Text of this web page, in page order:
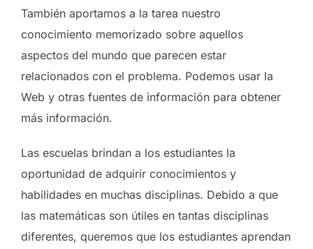
También aportamos a la tarea nuestro
conocimiento memorizado sobre aquellos
aspectos del mundo que parecen estar
relacionados con el problema. Podemos usar la
Web y otras fuentes de información para obtener
más información.
Las escuelas brindan a los estudiantes la
oportunidad de adquirir conocimientos y
habilidades en muchas disciplinas. Debido a que
las matemáticas son útiles en tantas disciplinas
diferentes, queremos que los estudiantes aprendan